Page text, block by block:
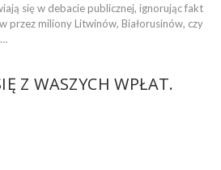
się w debacie publicznej, ignorując fakt
przez miliony Litwinów, Białorusinów, czy
Z WASZYCH WPŁAT.